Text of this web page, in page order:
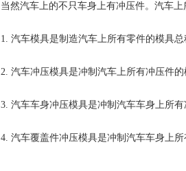
当然汽车上的不只车身上有冲压件。汽车
1. 汽车模具是制造汽车上所有零件的模具总
2. 汽车冲压模具是冲制汽车上所有冲压件的
3. 汽车车身冲压模具是冲制汽车车身上所有
4. 汽车覆盖件冲压模具是冲制汽车车身上所